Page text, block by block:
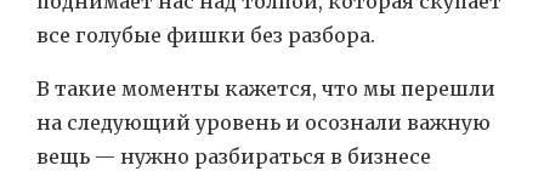
все голубые фишки без разбора.
В такие моменты кажется, что мы перешли
на следующий уровень и осознали важную
вещь — нужно разбираться в бизнесе